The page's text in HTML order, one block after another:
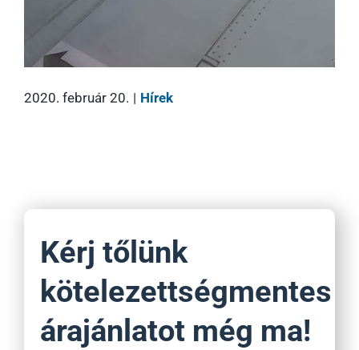
2020. február 20. | Hírek
Kérj tőlünk
kötelezettségmentes
árajánlatot még ma!